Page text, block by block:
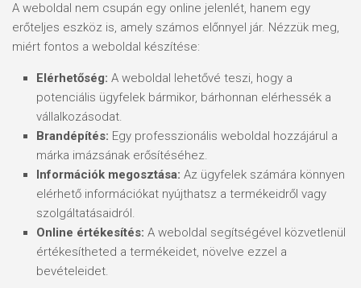
A weboldal nem csupán egy online jelenlét, hanem egy
erőteljes eszköz is, amely számos előnnyel jár. Nézzük meg,
miért fontos a weboldal készítése:
Elérhetőség: A weboldal lehetővé teszi, hogy a
potenciális ügyfelek bármikor, bárhonnan elérhessék a
vállalkozásodat.
Brandépítés: Egy professzionális weboldal hozzájárul a
márka imázsának erősítéséhez.
Információk megosztása: Az ügyfelek számára könnyen
elérhető információkat nyújthatsz a termékeidről vagy
szolgáltatásaidról.
Online értékesítés: A weboldal segítségével közvetlenül
értékesítheted a termékeidet, növelve ezzel a
bevételeidet.